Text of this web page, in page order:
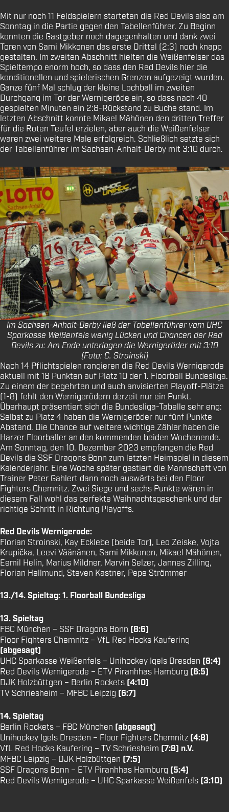
Mit nur noch 11 Feldspielern starteten die Red Devils also am
Sonntag in die Partie gegen den Tabellenführer. Zu Beginn
konnten die Gastgeber noch dagegenhalten und dank zwei
Toren von Sami Mikkonen das erste Drittel (2:3) noch knapp
gestalten. Im zweiten Abschnitt hielten die Weißenfelser das
Spieltempo enorm hoch, so dass den Red Devils hier die
konditionellen und spielerischen Grenzen aufgezeigt wurden.
Ganze fünf Mal schlug der kleine Lochball im zweiten
Durchgang im Tor der Wernigeröde ein, so dass nach 40
gespielten Minuten ein 2:8-Rückstand zu Buche stand. Im
letzten Abschnitt konnte Mikael Mähönen den dritten Treffer
für die Roten Teufel erzielen, aber auch die Weißenfelser
waren zwei weitere Male erfolgreich. Schließlich setzte sich
der Tabellenführer im Sachsen-Anhalt-Derby mit 3:10 durch.
Im Sachsen-Anhalt-Derby ließ der Tabellenführer vom UHC
Sparkasse Weißenfels wenig Lücken und Chancen der Red
Devils zu: Am Ende unterlagen die Wernigeröder mit 3:10
(Foto: C. Stroinski)
Nach 14 Pflichtspielen rangieren die Red Devils Wernigerode
aktuell mit 18 Punkten auf Platz 10 der 1. Floorball Bundesliga.
Zu einem der begehrten und auch anvisierten Playoff-Plätze
(1-8) fehlt den Wernigerödern derzeit nur ein Punkt.
Überhaupt präsentiert sich die Bundesliga-Tabelle sehr eng:
Selbst zu Platz 4 haben die Wernigeröder nur fünf Punkte
Abstand. Die Chance auf weitere wichtige Zähler haben die
Harzer Floorballer an den kommenden beiden Wochenende.
Am Sonntag, den 10. Dezember 2023 empfangen die Red
Devils die SSF Dragons Bonn zum letzten Heimspiel in diesem
Kalenderjahr. Eine Woche später gastiert die Mannschaft von
Trainer Peter Gahlert dann noch auswärts bei den Floor
Fighters Chemnitz. Zwei Siege und sechs Punkte wären in
diesem Fall wohl das perfekte Weihnachtsgeschenk und der
richtige Schritt in Richtung Playoffs.
Red Devils Wernigerode:
Florian Stroinski, Kay Ecklebe (beide Tor), Leo Zeiske, Vojta
Krupička, Leevi Väänänen, Sami Mikkonen, Mikael Mähönen,
Eemil Helin, Marius Mildner, Marvin Selzer, Jannes Zilling,
Florian Hellmund, Steven Kastner, Pepe Strömmer
13./14. Spieltag: 1. Floorball Bundesliga
13. Spieltag
FBC München – SSF Dragons Bonn (8:6)
Floor Fighters Chemnitz – VfL Red Hocks Kaufering
(abgesagt)
UHC Sparkasse Weißenfels – Unihockey Igels Dresden (8:4)
Red Devils Wernigerode – ETV Piranhhas Hamburg (6:5)
DJK Holzbüttgen – Berlin Rockets (4:10)
TV Schriesheim – MFBC Leipzig (6:7)
14. Spieltag
Berlin Rockets – FBC München (abgesagt)
Unihockey Igels Dresden – Floor Fighters Chemnitz (4:8)
VfL Red Hocks Kaufering – TV Schriesheim (7:8) n.V.
MFBC Leipzig – DJK Holzbüttgen (7:5)
SSF Dragons Bonn – ETV Piranhhas Hamburg (5:4)
Red Devils Wernigerode – UHC Sparkasse Weißenfels (3:10)